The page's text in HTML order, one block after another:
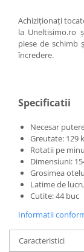
Achiziționați
la Uneltisimo.ro
piese de schimb
încredere.
Specificatii
Necesar
Greutate: 129
Rotatii pe
Dimensiuni:
Grosimea
Latime de
Cutite: 44 buc
Informatii
Caracteristici